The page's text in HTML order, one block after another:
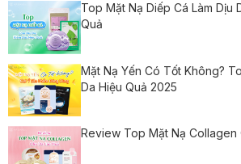
Top Mặt Nạ Diếp Cá Làm Dịu
Quả
Mặt Nạ Yến Có Tốt Không?
Da Hiệu Quả 2025
Review Top Mặt Nạ Collagen